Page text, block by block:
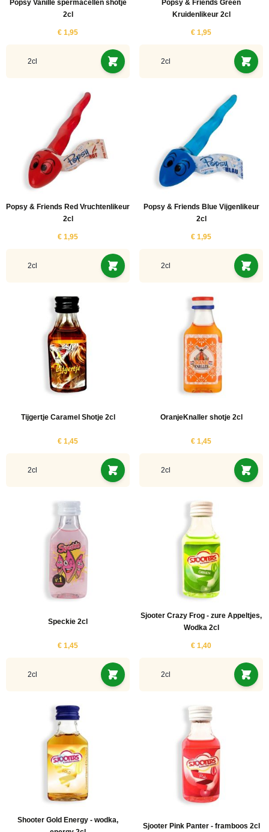
Popsy Vanille spermacellen shotje
2cl
€ 1,95
2cl
Popsy & Friends Green
Kruidenlikeur 2cl
€ 1,95
2cl
Popsy & Friends Red Vruchtenlikeur
2cl
€ 1,95
2cl
Popsy & Friends Blue Vijgenlikeur
2cl
€ 1,95
2cl
Tijgertje Caramel Shotje 2cl
€ 1,45
2cl
OranjeKnaller shotje 2cl
€ 1,45
2cl
Speckie 2cl
€ 1,45
2cl
Sjooter Crazy Frog - zure Appeltjes,
Wodka 2cl
€ 1,40
2cl
Shooter Gold Energy - wodka,
Sjooter Pink Panter - framboos 2cl